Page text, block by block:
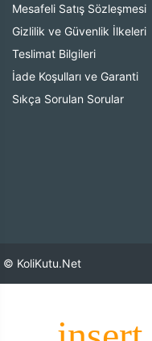
Mesafeli Satış Sözleşmesi
Gizlilik ve Güvenlik İlkeleri
Teslimat Bilgileri
İade Koşulları ve Garanti
Sıkça Sorulan Sorular
© KoliKutu.Net